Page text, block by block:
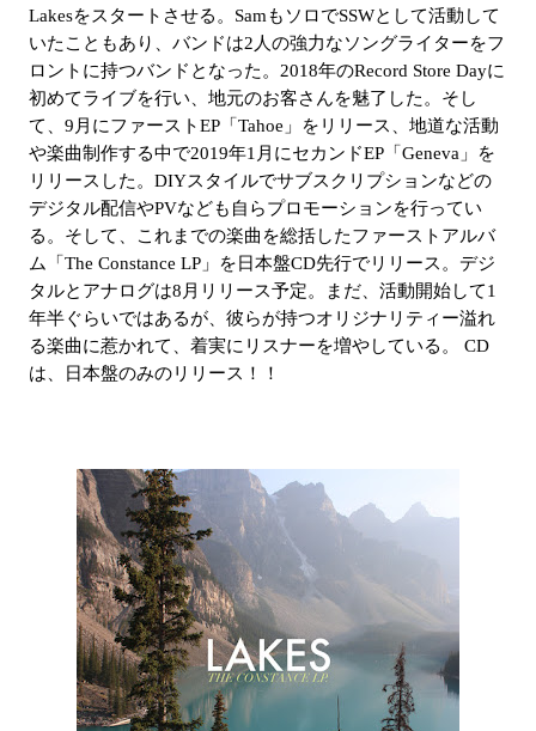
Lakesをスタートさせる。SamもソロでSSWとして活動して
いたこともあり、バンドは2人の強力なソングライターをフ
ロントに持つバンドとなった。2018年のRecord Store Dayに
初めてライブを行い、地元のお客さんを魅了した。そし
て、9月にファーストEP「Tahoe」をリリース、地道な活動
や楽曲制作する中で2019年1月にセカンドEP「Geneva」を
リリースした。DIYスタイルでサブスクリプションなどの
デジタル配信やPVなども自らプロモーションを行ってい
る。そして、これまでの楽曲を総括したファーストアルバ
ム「The Constance LP」を日本盤CD先行でリリース。デジ
タルとアナログは8月リリース予定。まだ、活動開始して1
年半ぐらいではあるが、彼らが持つオリジナリティー溢れ
る楽曲に惹かれて、着実にリスナーを増やしている。 CD
は、日本盤のみのリリース！！